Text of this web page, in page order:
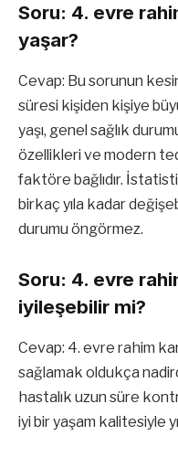
Soru: 4. evre
yaşar?
Cevap: Bu sorunun
süresi kişiden kişiye
yaşı, genel sağlık
özellikleri ve modern
faktöre bağlıdır.
birkaç yıla kadar
durumu öngörmez.
Soru: 4. evre
iyileşebilir mi?
Cevap: 4. evre rahim
sağlamak oldukça
hastalık uzun süre
iyi bir yaşam kalitesiyle